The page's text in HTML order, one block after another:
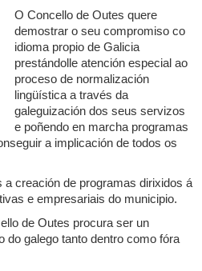
O Concello de Outes quere
demostrar o seu compromiso co
idioma propio de Galicia
prestándolle atención especial ao
proceso de normalización
lingüística a través da
galeguización dos seus servizos
e poñendo en marcha programas
a implicación de todos os
a creación de programas dirixidos á
e empresariais do municipio.
de Outes procura ser un
do galego tanto dentro como fóra